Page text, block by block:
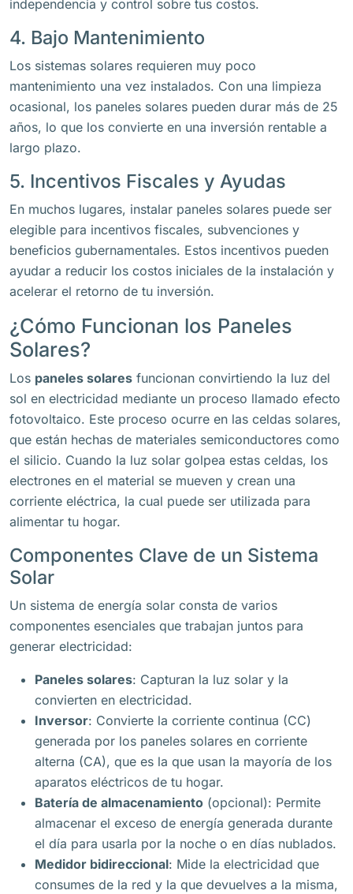
independencia y control sobre tus costos.
4. Bajo Mantenimiento
Los sistemas solares requieren muy poco
mantenimiento una vez instalados. Con una limpieza
ocasional, los paneles solares pueden durar más de 25
años, lo que los convierte en una inversión rentable a
largo plazo.
5. Incentivos Fiscales y Ayudas
En muchos lugares, instalar paneles solares puede ser
elegible para incentivos fiscales, subvenciones y
beneficios gubernamentales. Estos incentivos pueden
ayudar a reducir los costos iniciales de la instalación y
acelerar el retorno de tu inversión.
¿Cómo Funcionan los Paneles
Solares?
Los paneles solares funcionan convirtiendo la luz del
sol en electricidad mediante un proceso llamado efecto
fotovoltaico. Este proceso ocurre en las celdas solares,
que están hechas de materiales semiconductores como
el silicio. Cuando la luz solar golpea estas celdas, los
electrones en el material se mueven y crean una
corriente eléctrica, la cual puede ser utilizada para
alimentar tu hogar.
Componentes Clave de un Sistema
Solar
Un sistema de energía solar consta de varios
componentes esenciales que trabajan juntos para
generar electricidad:
Paneles solares: Capturan la luz solar y la
convierten en electricidad.
Inversor: Convierte la corriente continua (CC)
generada por los paneles solares en corriente
alterna (CA), que es la que usan la mayoría de los
aparatos eléctricos de tu hogar.
Batería de almacenamiento (opcional): Permite
almacenar el exceso de energía generada durante
el día para usarla por la noche o en días nublados.
Medidor bidireccional: Mide la electricidad que
consumes de la red y la que devuelves a la misma,